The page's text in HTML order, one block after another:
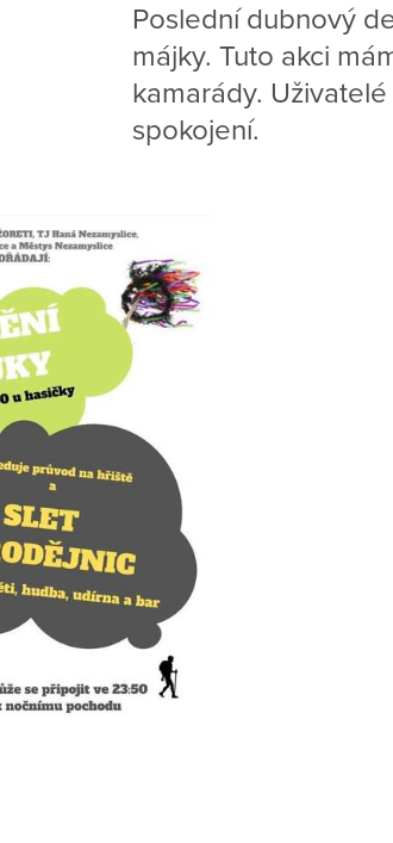
Poslední dubnový
májky. Tuto akci
kamarády.
spokojení.